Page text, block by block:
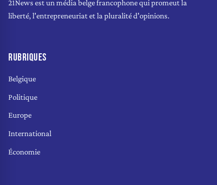
21News est un média belge francophone qui promeut la
liberté, l'entrepreneuriat et la pluralité d'opinions.
RUBRIQUES
Belgique
Politique
Europe
International
Économie